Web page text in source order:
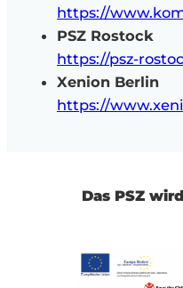
https://
PSZ Rostock
https://psz-
Xenion Berlin
https://
Das PSZ